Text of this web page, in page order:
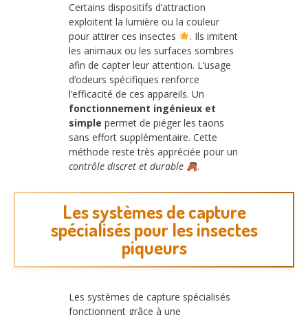
Certains dispositifs d’attraction
exploitent la lumière ou la couleur
pour attirer ces insectes
. Ils imitent
les animaux ou les surfaces sombres
afin de capter leur attention. L’usage
d’odeurs spécifiques renforce
l’efficacité de ces appareils. Un
fonctionnement ingénieux et
simple permet de piéger les taons
sans effort supplémentaire. Cette
méthode reste très appréciée pour un
contrôle discret et durable
.
Les systèmes de capture
spécialisés pour les insectes
piqueurs
Les systèmes de capture spécialisés
fonctionnent grâce à une